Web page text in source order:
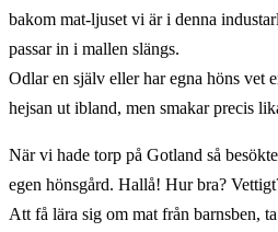
bakom mat-ljuset vi är i denna
passar in i mallen slängs.
Odlar en själv eller har egna höns vet
hejsan ut ibland, men smakar precis
När vi hade torp på Gotland så
egen hönsgård. Hallå! Hur bra?
Att få lära sig om mat från barnsben,